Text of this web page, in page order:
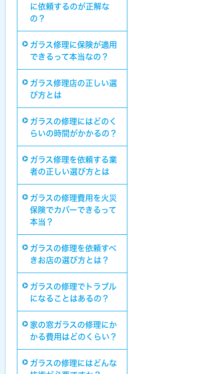
に依頼するのが正解な
の？
ガラス修理に保険が適用
できるって本当なの？
ガラス修理店の正しい選
び方とは
ガラスの修理にはどのく
らいの時間がかかるの？
ガラス修理を依頼する業
者の正しい選び方とは
ガラスの修理費用を火災
保険でカバーできるって
本当？
ガラスの修理を依頼すべ
きお店の選び方とは？
ガラスの修理でトラブル
になることはあるの？
家の窓ガラスの修理にか
かる費用はどのくらい？
ガラスの修理にはどんな